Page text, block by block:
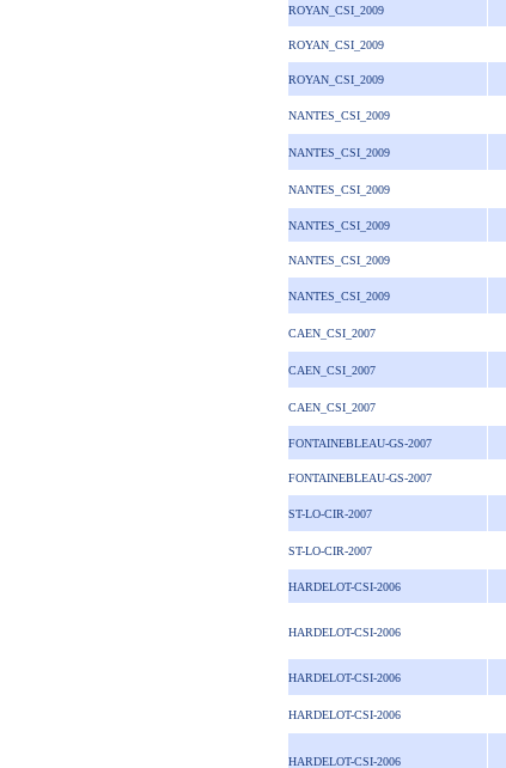
ROYAN_CSI_2009
ROYAN_CSI_2009
ROYAN_CSI_2009
NANTES_CSI_2009
NANTES_CSI_2009
NANTES_CSI_2009
NANTES_CSI_2009
NANTES_CSI_2009
NANTES_CSI_2009
CAEN_CSI_2007
CAEN_CSI_2007
CAEN_CSI_2007
FONTAINEBLEAU-GS-2007
FONTAINEBLEAU-GS-2007
ST-LO-CIR-2007
ST-LO-CIR-2007
HARDELOT-CSI-2006
HARDELOT-CSI-2006
HARDELOT-CSI-2006
HARDELOT-CSI-2006
HARDELOT-CSI-2006